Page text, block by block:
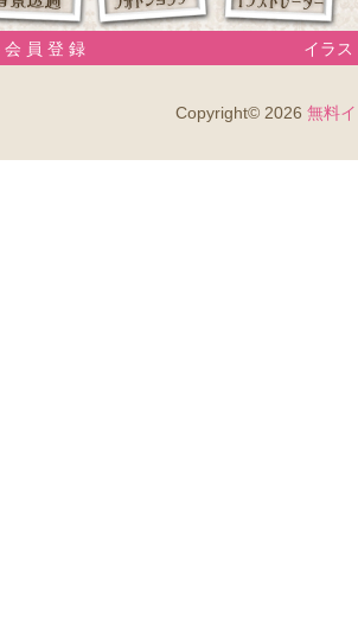
員 登 録 イラス
Copyright© 2026 無料